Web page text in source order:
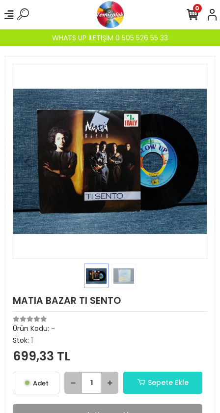
WHATS UP İLETİŞİM 0 505 526 55 33
0
MATIA BAZAR TI SENTO
Ürün Kodu: -
Stok: 1
699,33 TL
Adet Sepete Ekle